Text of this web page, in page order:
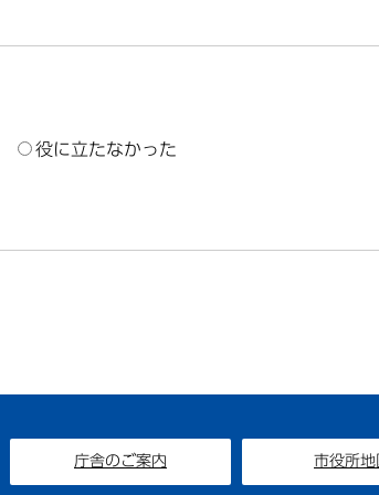
役に立たなかった
庁舎のご案内 市役所地